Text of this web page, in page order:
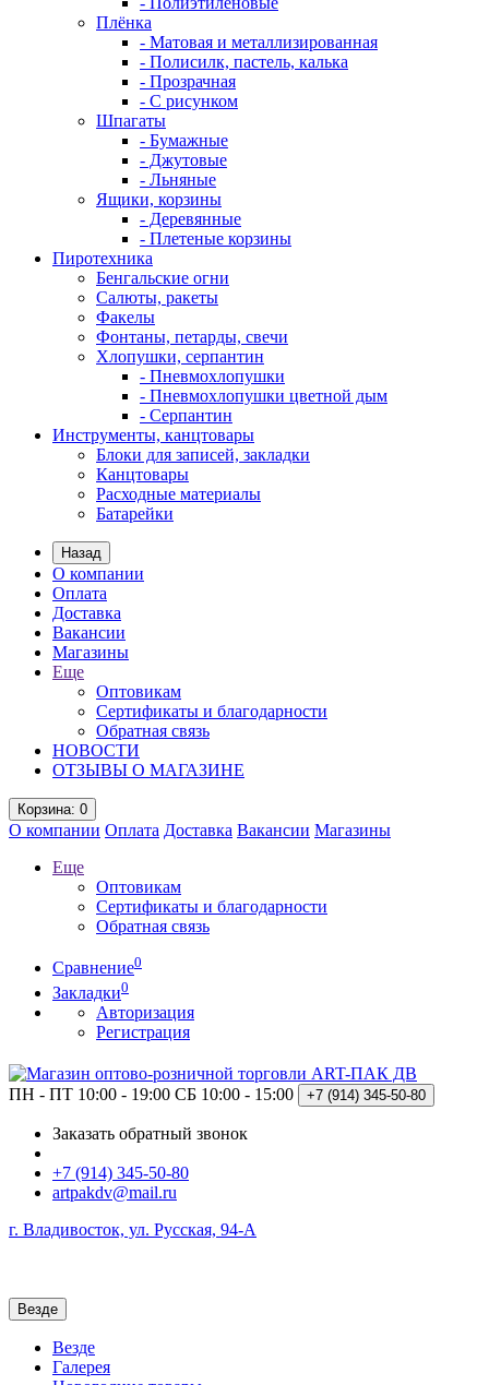
Плёнка
- Матовая и металлизированная
- Полисилк, пастель, калька
- Прозрачная
- С рисунком
Шпагаты
- Бумажные
- Джутовые
- Льняные
Ящики, корзины
- Деревянные
- Плетеные корзины
Пиротехника
Бенгальские огни
Салюты, ракеты
Факелы
Фонтаны, петарды, свечи
Хлопушки, серпантин
- Пневмохлопушки
- Пневмохлопушки цветной дым
- Серпантин
Инструменты, канцтовары
Блоки для записей, закладки
Канцтовары
Расходные материалы
Батарейки
Назад
О компании
Оплата
Доставка
Вакансии
Магазины
Еще
Оптовикам
Сертификаты и благодарности
Обратная связь
НОВОСТИ
ОТЗЫВЫ О МАГАЗИНЕ
Корзина: 0
О компании Оплата Доставка Вакансии Магазины
Еще
Оптовикам
Сертификаты и благодарности
Обратная связь
Сравнение0
Закладки0
Авторизация
Регистрация
ПН - ПТ 10:00 - 19:00 СБ 10:00 - 15:00 +7 (914) 345-50-80
Заказать обратный звонок
+7 (914) 345-50-80
artpakdv@mail.ru
г. Владивосток, ул. Русская, 94-А
Везде
Везде
Галерея